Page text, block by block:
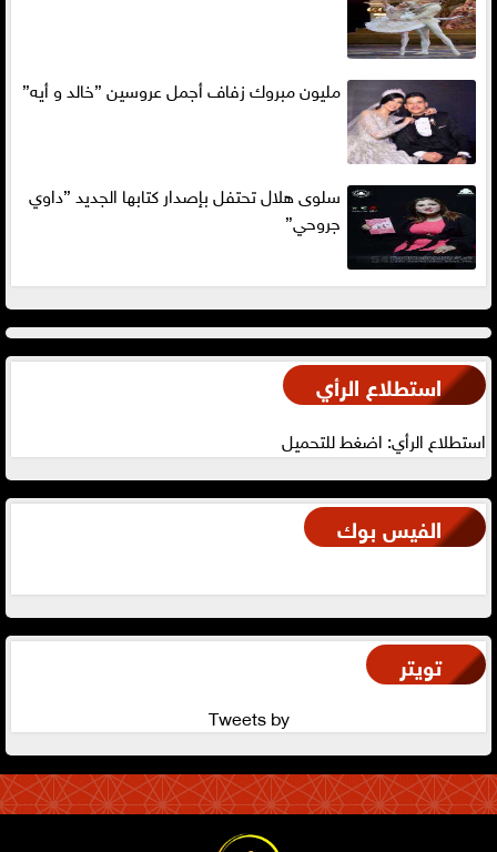
مليون مبروك زفاف أجمل عروسين ”خالد و أيه”
سلوى هلال تحتفل بإصدار كتابها الجديد ”داوي
جروحي”
استطلاع الرأي
استطلاع الرأي: اضغط للتحميل
الفيس بوك
تويتر
Tweets by